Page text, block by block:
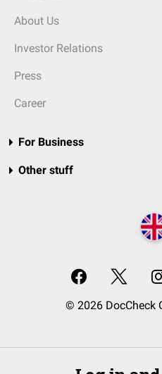
About Us
Investor Relations
Press
Career
For Business
Other stuff
© 2026 DocCheck